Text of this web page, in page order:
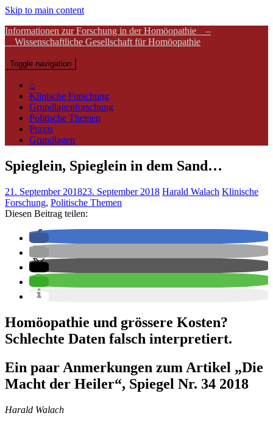
Skip to main content
Informationen zur Forschung in der Homöopathie –
Wissenschaftliche Gesellschaft für Homöopathie
Toggle navigation
⌂
Klinische Forschung
Grundlagenforschung
Politische Themen
Praxis
Grundlagen
Spieglein, Spieglein in dem Sand…
21. September 201823. September 2018 Harald Walach Klinische
Forschung, Politische Themen
Diesen Beitrag teilen:
Homöopathie und grössere Kosten?
Schlechte Daten falsch interpretiert.
Ein paar Anmerkungen zum Artikel „Die
Macht der Heiler“, Spiegel Nr. 34 2018
Harald Walach